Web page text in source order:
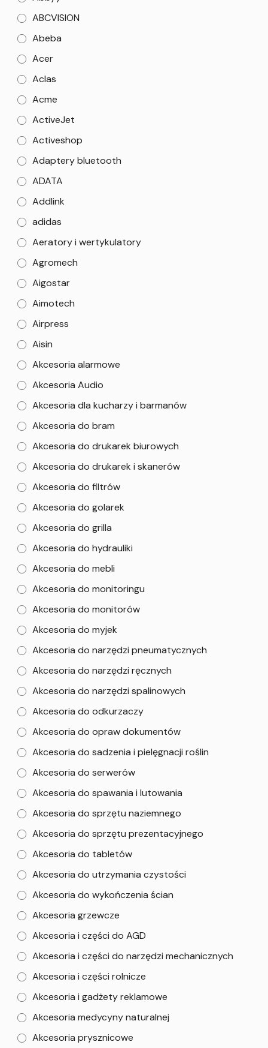
ABCVISION
Abeba
Acer
Aclas
Acme
ActiveJet
Activeshop
Adaptery bluetooth
ADATA
Addlink
adidas
Aeratory i wertykulatory
Agromech
Aigostar
Aimotech
Airpress
Aisin
Akcesoria alarmowe
Akcesoria Audio
Akcesoria dla kucharzy i barmanów
Akcesoria do bram
Akcesoria do drukarek biurowych
Akcesoria do drukarek i skanerów
Akcesoria do filtrów
Akcesoria do golarek
Akcesoria do grilla
Akcesoria do hydrauliki
Akcesoria do mebli
Akcesoria do monitoringu
Akcesoria do monitorów
Akcesoria do myjek
Akcesoria do narzędzi pneumatycznych
Akcesoria do narzędzi ręcznych
Akcesoria do narzędzi spalinowych
Akcesoria do odkurzaczy
Akcesoria do opraw dokumentów
Akcesoria do sadzenia i pielęgnacji roślin
Akcesoria do serwerów
Akcesoria do spawania i lutowania
Akcesoria do sprzętu naziemnego
Akcesoria do sprzętu prezentacyjnego
Akcesoria do tabletów
Akcesoria do utrzymania czystości
Akcesoria do wykończenia ścian
Akcesoria grzewcze
Akcesoria i części do AGD
Akcesoria i części do narzędzi mechanicznych
Akcesoria i części rolnicze
Akcesoria i gadżety reklamowe
Akcesoria medycyny naturalnej
Akcesoria prysznicowe